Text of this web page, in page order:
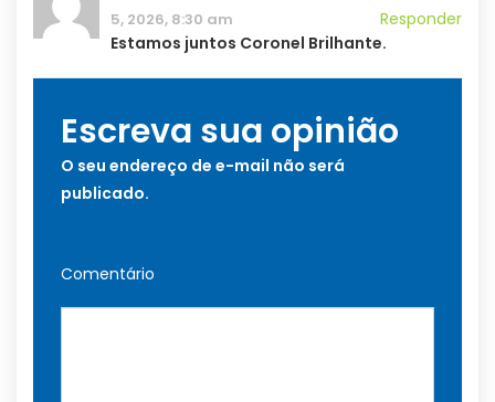
5, 2026, 8:30 am
Responder
Estamos juntos Coronel Brilhante.
Escreva sua opinião
O seu endereço de e-mail não será
publicado.
Comentário